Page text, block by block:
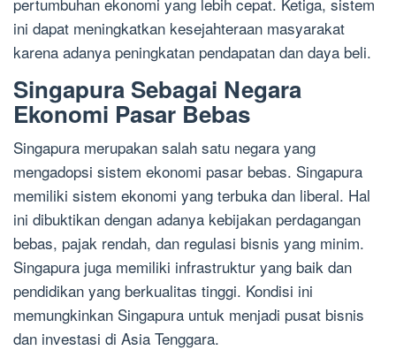
ini dapat meningkatkan kesejahteraan masyarakat
karena adanya peningkatan pendapatan dan daya beli.
Singapura Sebagai Negara
Ekonomi Pasar Bebas
Singapura merupakan salah satu negara yang
mengadopsi sistem ekonomi pasar bebas. Singapura
memiliki sistem ekonomi yang terbuka dan liberal. Hal
ini dibuktikan dengan adanya kebijakan perdagangan
bebas, pajak rendah, dan regulasi bisnis yang minim.
Singapura juga memiliki infrastruktur yang baik dan
pendidikan yang berkualitas tinggi. Kondisi ini
memungkinkan Singapura untuk menjadi pusat bisnis
dan investasi di Asia Tenggara.